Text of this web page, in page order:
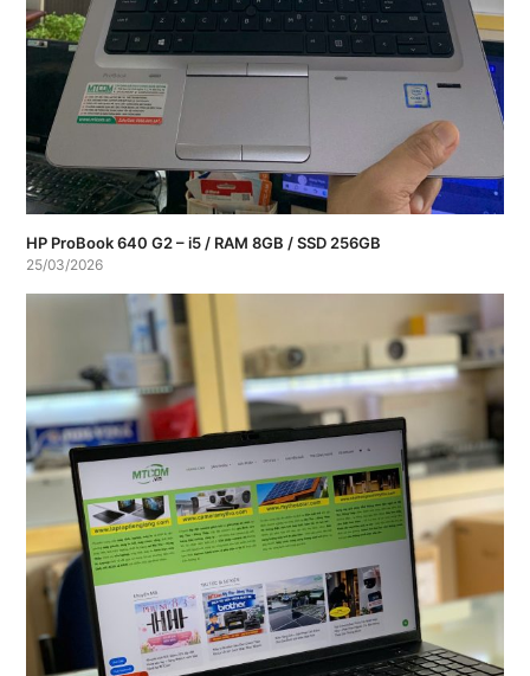
HP ProBook 640 G2 – i5 / RAM 8GB / SSD 256GB
25/03/2026